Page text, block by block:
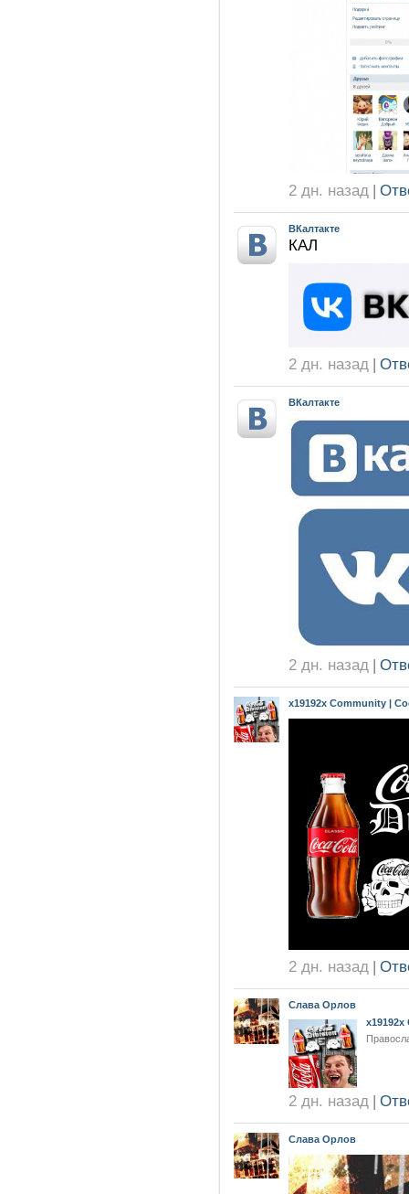
2 дн. назад |
ВКалтакте
КАЛ
2 дн. назад |
ВКалтакте
2 дн. назад |
x19192x Community |
2 дн. назад |
Слава Орлов
x19192x
2 дн. назад |
Слава Орлов